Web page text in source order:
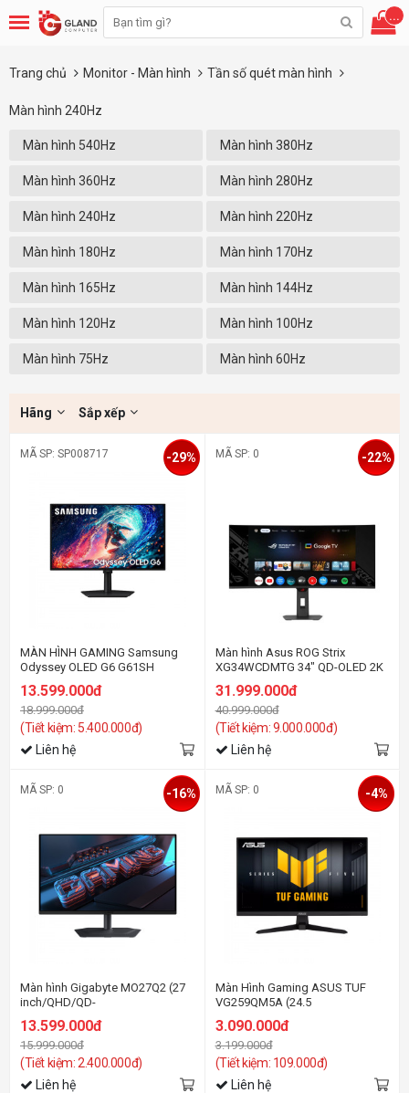
...
Trang chủ Monitor - Màn hình Tần số quét màn hình
Màn hình 240Hz
Màn hình 540Hz Màn hình 380Hz
Màn hình 360Hz Màn hình 280Hz
Màn hình 240Hz Màn hình 220Hz
Màn hình 180Hz Màn hình 170Hz
Màn hình 165Hz Màn hình 144Hz
Màn hình 120Hz Màn hình 100Hz
Màn hình 75Hz Màn hình 60Hz
Hãng Sắp xếp
MÃ SP: SP008717
MÀN HÌNH GAMING Samsung
Odyssey OLED G6 G61SH
inch/QHD/OLED/240Hz/0.03ms)
13.599.000đ
18.999.000đ
(Tiết kiệm: 5.400.000đ)
-29%
Liên hệ
MÃ SP: 0
Màn hình Asus ROG Strix
XG34WCDMTG 34" QD-OLED 2K
TV
31.999.000đ
40.999.000đ
(Tiết kiệm: 9.000.000đ)
-22%
Liên hệ
MÃ SP: 0
Màn hình Gigabyte MO27Q2 (27
inch/QHD/QD-
OLED/240Hz/0.03ms/loa)
13.599.000đ
15.999.000đ
(Tiết kiệm: 2.400.000đ)
-16%
Liên hệ
MÃ SP: 0
Màn Hình Gaming ASUS TUF
VG259QM5A (24.5
inch/FHD/Fast
IPS/240Hz/0.03ms/loa)
3.090.000đ
3.199.000đ
(Tiết kiệm: 109.000đ)
-4%
Liên hệ